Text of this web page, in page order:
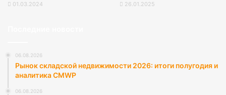
01.03.2024 26.01.2025
06.08.2026
Рынок складской недвижимости 2026: итоги полугодия и
аналитика CMWP
06.08.2026